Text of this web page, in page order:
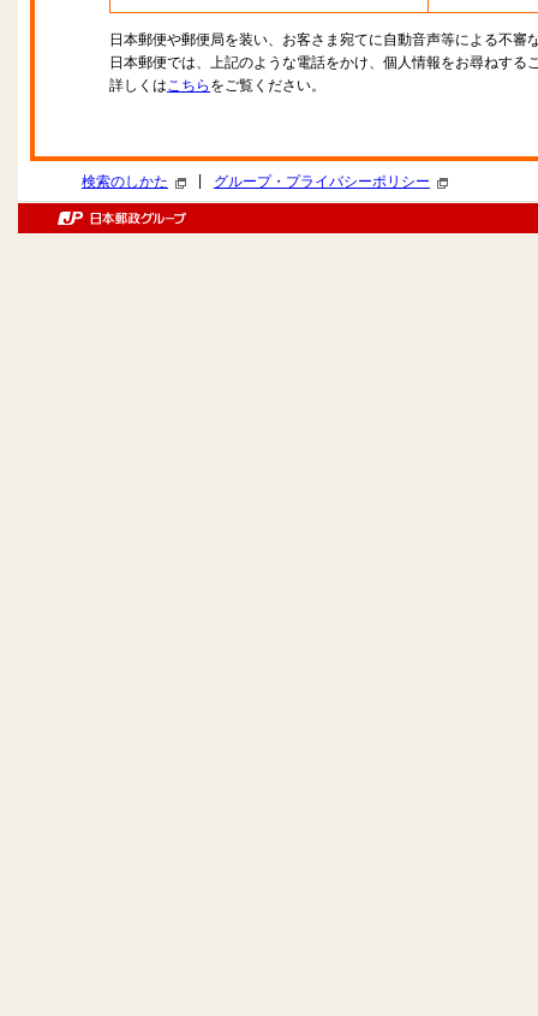
日本郵便や郵便局を装い、お客さま宛てに自動音声等による不審
日本郵便では、上記のような電話をかけ、個人情報をお尋ねする
詳しくはこちら をご覧ください。
検索のしかた グループ・プライバシーポリシー